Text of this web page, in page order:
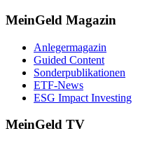
MeinGeld Magazin
Anlegermagazin
Guided Content
Sonderpublikationen
ETF-News
ESG Impact Investing
MeinGeld TV